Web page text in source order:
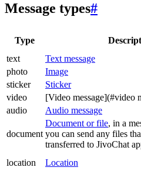
Message types#
Type
text
Text message
photo
Image
sticker
Sticker
video
[Video message](#video
audio
Audio message
document
Document or file, in a
you can send any files
transferred to JivoChat
location Location